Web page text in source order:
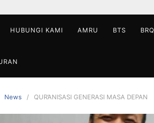
HUBUNGI KAMI AMRU BTS BRQ
News QUR’ANISASI GENERASI MASA DEPAN